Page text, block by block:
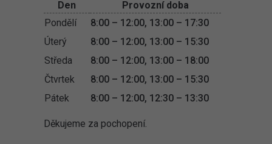
Den
Provozní doba
Pondělí
8:00 – 12:00, 13:00 – 17:30
Úterý
8:00 – 12:00, 13:00 – 15:30
Středa
8:00 – 12:00, 13:00 – 18:00
Čtvrtek
8:00 – 12:00, 13:00 – 15:30
Pátek
8:00 – 12:00, 12:30 – 13:30
Děkujeme za pochopení.